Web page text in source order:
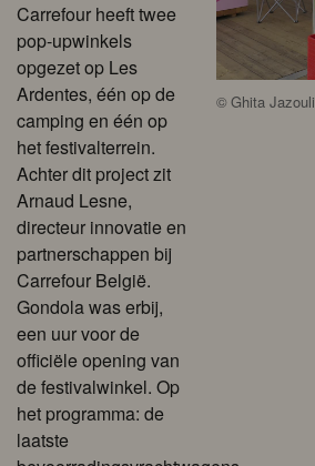
Carrefour heeft twee
pop-upwinkels
opgezet op Les
Ardentes, één op de
camping en één op
het festivalterrein.
Achter dit project zit
Arnaud Lesne,
directeur innovatie en
partnerschappen bij
Carrefour België.
Gondola was erbij,
een uur voor de
officiële opening van
de festivalwinkel. Op
het programma: de
laatste
©Ghita Jazouli